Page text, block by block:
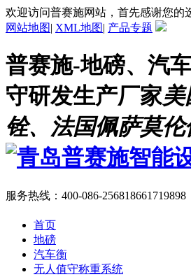
欢迎访问普赛施网站，首先感谢您的
网站地图| XML地图| 产品专题
普赛施-地磅、汽
守研发生产厂家美
铨、法国佩萨莫
服务热线： 400-086-256818661719898
首页
地磅
汽车衡
无人值守称重系统